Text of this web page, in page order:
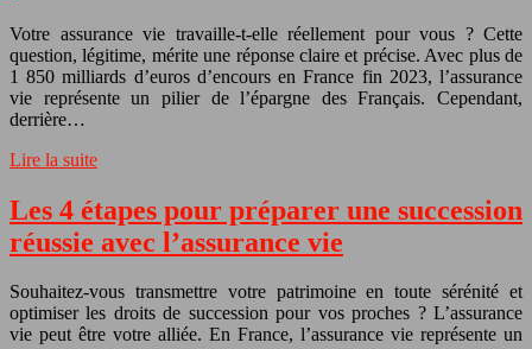
Votre assurance vie travaille-t-elle réellement pour vous ? Cette
question, légitime, mérite une réponse claire et précise. Avec plus de
1 850 milliards d’euros d’encours en France fin 2023, l’assurance
vie représente un pilier de l’épargne des Français. Cependant,
derrière…
Lire la suite
Les 4 étapes pour préparer une succession
réussie avec l’assurance vie
Souhaitez-vous transmettre votre patrimoine en toute sérénité et
optimiser les droits de succession pour vos proches ? L’assurance
vie peut être votre alliée. En France, l’assurance vie représente un